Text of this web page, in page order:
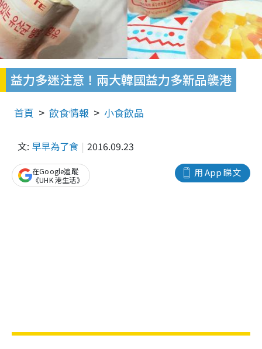
益力多迷注意！兩大韓國益力多新品襲港
首頁 飲食情報 小食飲品
文: 早早為了食 2016.09.23
用 App 睇文
在Google追蹤
《UHK 港生活》